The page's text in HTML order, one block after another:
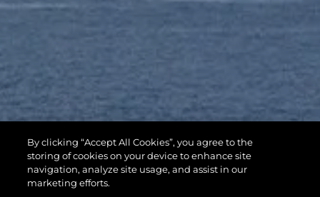
By clicking “Accept All Cookies”, you agree to the
storing of cookies on your device to enhance site
navigation, analyze site usage, and assist in our
marketing efforts.